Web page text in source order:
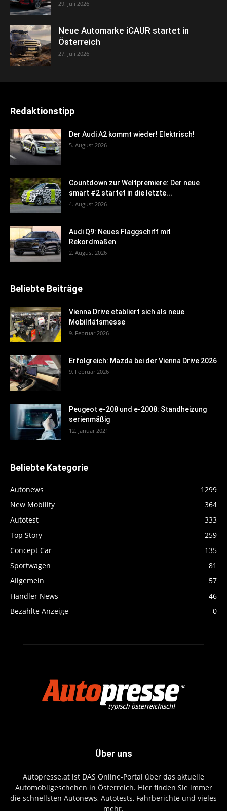
29. Juli 2026
Neue Automarke iCAUR startet in
Österreich
27. Juli 2026
Redaktionstipp
Der Audi A2 kommt wieder! Elektrisch!
5. August 2026
Countdown zur Weltpremiere: Der neue
smart #2 startet in die letzte...
4. August 2026
Audi Q9: Neues Flaggschiff mit
Rekordmaßen
2. August 2026
Beliebte Beiträge
Vienna Drive etabliert sich als neue
Mobilitätsmesse
9. Februar 2026
Erfolgreich: Mazda bei der Vienna Drive 2026
9. Februar 2026
Peugeot e-208 und e-2008: Standheizung
serienmäßig
12. Januar 2021
Beliebte Kategorie
Autonews
1299
New Mobility
364
Autotest
333
Top Story
259
Concept Car
135
Sportwagen
81
Allgemein
57
Händler News
46
Bezahlte Anzeige
0
Über uns
Autopresse.at ist DAS Online-Portal über das aktuelle
Automobilgeschehen in Österreich. Hier finden Sie immer
die schnellsten Autonews, Autotests, Fahrberichte und vieles
mehr.